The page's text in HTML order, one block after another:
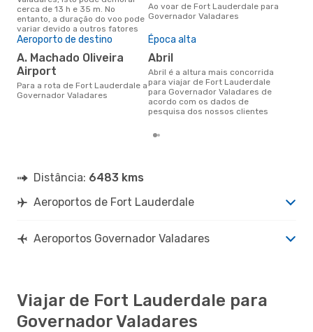
cerca de 13 h e 35 m. No
entanto, a duração do voo pode
variar devido a outros fatores
Ao voar de Fort Lauderdale para
Governador Valadares
Aeroporto de destino
A. Machado Oliveira
Airport
Para a rota de Fort Lauderdale a
Governador Valadares
Época alta
abril
abril é a altura mais concorrida
para viajar de Fort Lauderdale
para Governador Valadares de
acordo com os dados de
pesquisa dos nossos clientes
Distância: 6483 kms
Aeroportos de Fort Lauderdale
Aeroportos Governador Valadares
Viajar de Fort Lauderdale para
Governador Valadares